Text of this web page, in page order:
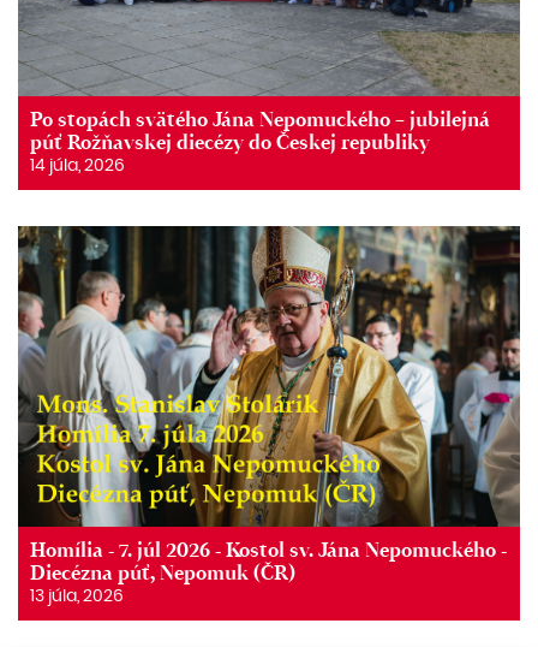
Po stopách svätého Jána Nepomuckého – jubilejná
púť Rožňavskej diecézy do Českej republiky
14 júla, 2026
Homília - 7. júl 2026 - Kostol sv. Jána Nepomuckého -
Diecézna púť, Nepomuk (ČR)
13 júla, 2026